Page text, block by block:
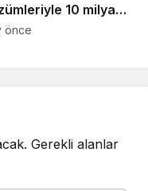
10 milyar
ihracat vizyonu
önce
Gerekli alanlar